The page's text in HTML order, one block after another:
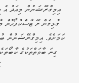
އިމިގްރޭޝަނުން މިއަދު އެ
ގުޅިގެން ރޭ ޓާސްކުފޯހުން
ކަމަށެވެ. އިމިގްރޭޝަނުން
ގިނަ ބާވަތްތަކުގެ